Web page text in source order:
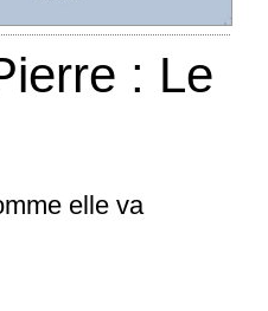
: Le
elle va